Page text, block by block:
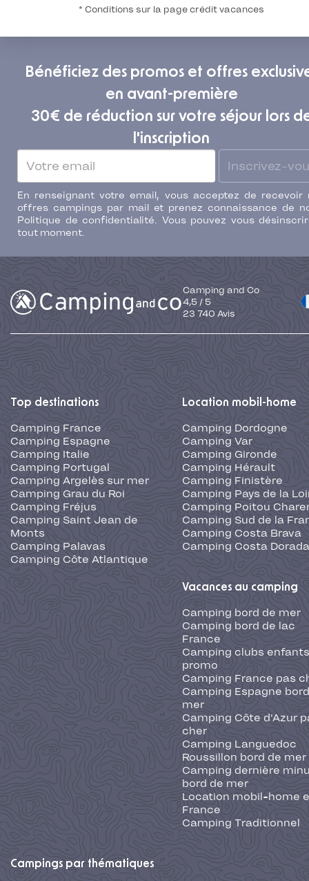
* Conditions sur la page crédit vacances
Bénéficiez des promos et offres
en avant-première
30€ de réduction sur votre séjour lors
l'inscription
Inscrivez-
En renseignant votre email, vous acceptez de recevoir
offres campings par mail et prenez connaissance de
Politique de confidentialité. Vous pouvez vous
tout moment.
Camping and Co
4,5 / 5
23 740 Avis
Top destinations
Camping France
Camping Espagne
Camping Italie
Camping Portugal
Camping Argelès sur mer
Camping Grau du Roi
Camping Fréjus
Camping Saint Jean de
Monts
Camping Palavas
Camping Côte Atlantique
Location mobil-home
Camping Dordogne
Camping Var
Camping Gironde
Camping Hérault
Camping Finistère
Camping Pays de la
Camping Poitou
Camping Sud de la
Camping Costa Brava
Camping Costa Dorada
Vacances au camping
Camping bord de mer
Camping bord de lac
France
Camping clubs
promo
Camping France pas
Camping Espagne
mer
Camping Côte d'Azur
cher
Camping Languedoc
Roussillon bord de mer
Camping dernière
bord de mer
Location mobil-home
France
Camping Traditionnel
Campings par thématiques